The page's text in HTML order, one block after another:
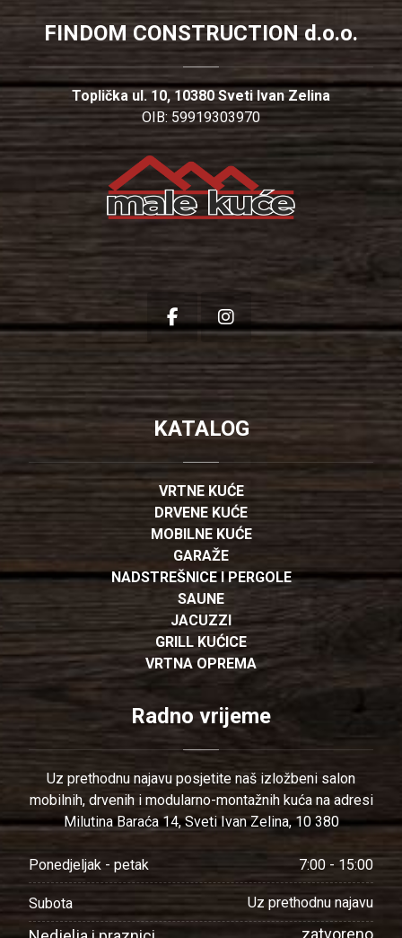
FINDOM CONSTRUCTION d.o.o.
Toplička ul. 10, 10380 Sveti Ivan Zelina
OIB: 59919303970
KATALOG
VRTNE KUĆE
DRVENE KUĆE
MOBILNE KUĆE
GARAŽE
NADSTREŠNICE I PERGOLE
SAUNE
JACUZZI
GRILL KUĆICE
VRTNA OPREMA
Radno vrijeme
Uz prethodnu najavu posjetite naš izložbeni salon
mobilnih, drvenih i modularno-montažnih kuća na adresi
Milutina Baraća 14, Sveti Ivan Zelina, 10 380
Ponedjeljak - petak 7:00 - 15:00
Subota Uz prethodnu najavu
zatvoreno